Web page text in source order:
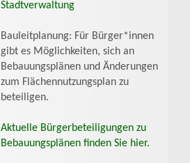
Stadtverwaltung
Bauleitplanung: Für Bürger*innen
gibt es Möglichkeiten, sich an
Bebauungsplänen und Änderungen
zum Flächennutzungsplan zu
beteiligen.
Aktuelle Bürgerbeteiligungen zu
Bebauungsplänen finden Sie hier.